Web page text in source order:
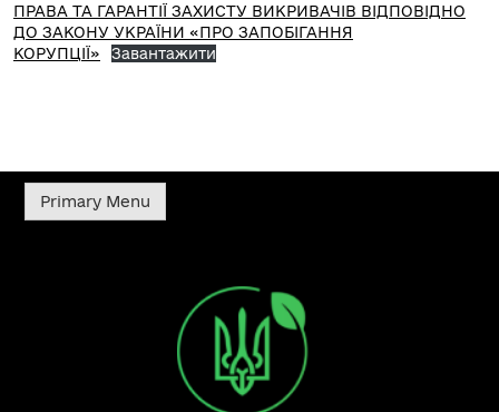
ПРАВА ТА ГАРАНТІЇ ЗАХИСТУ ВИКРИВАЧІВ ВІДПОВІДНО
ДО ЗАКОНУ УКРАЇНИ «ПРО ЗАПОБІГАННЯ
КОРУПЦІЇ»
Завантажити
Primary Menu